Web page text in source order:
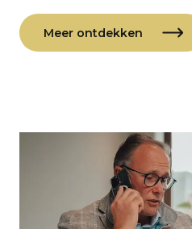
Meer ontdekken